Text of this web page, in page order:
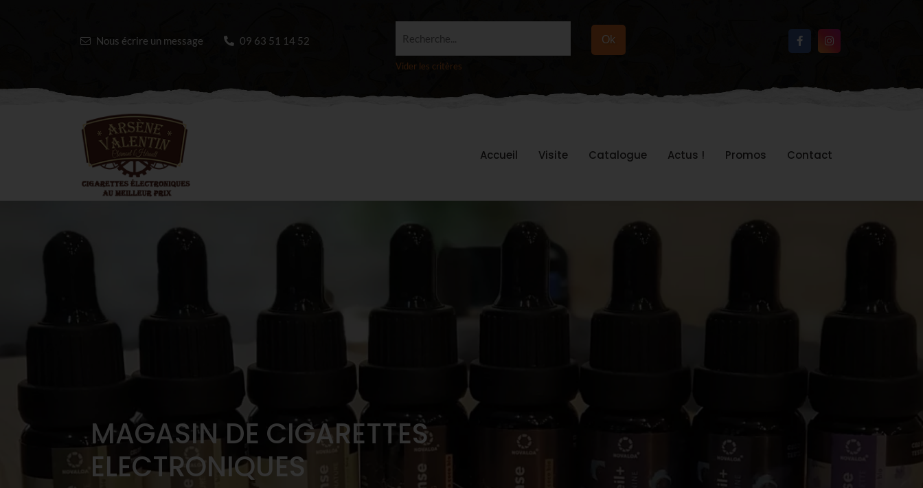
Nous écrire un message 09 63 51 14 52 Recherche... Ok
Vider les critères
Accueil Visite Catalogue Actus ! Promos Contact
MAGASIN DE CIGARETTES
ELECTRONIQUES